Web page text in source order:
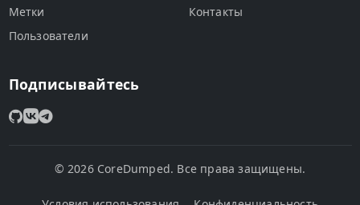
Метки
Пользователи
Контакты
Подписывайтесь
© 2026 CoreDumped. Все права защищены.